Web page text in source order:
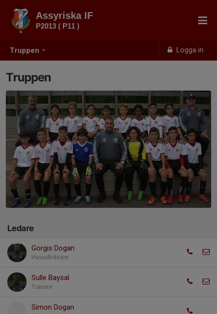
Truppen Logga in
Assyriska IF
P2013 ( P11 )
Truppen
Ledare
Gorgis Dogan
Huvudtränare
Sulle Baysal
Tränare
Simon Dogan